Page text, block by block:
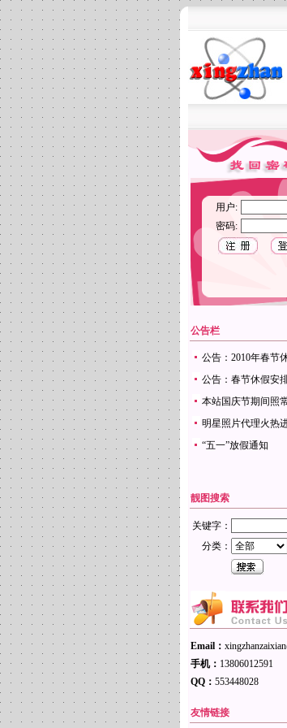
用户:
密码:
公告栏
公告：2010年春节
公告：春节休假安
本站国庆节期间照
明星照片代理火热
“五一”放假通知
靓图搜索
关键字：
分类：
Email：
手机： 13806012591
QQ： 553448028
友情链接